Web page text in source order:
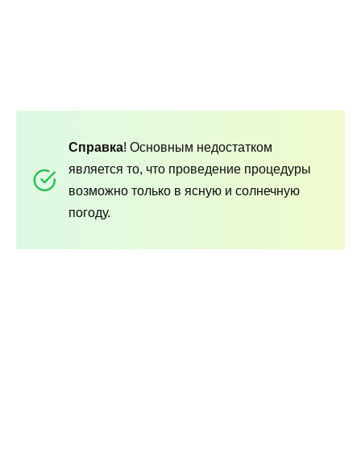
Справка! Основным недостатком
является то, что проведение процедуры
возможно только в ясную и солнечную
погоду.